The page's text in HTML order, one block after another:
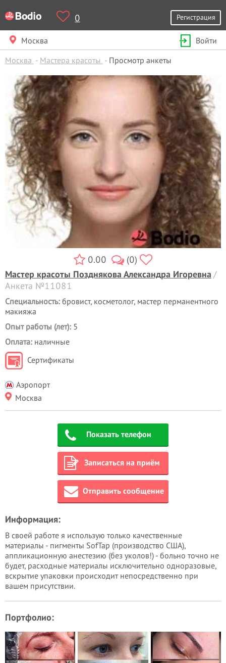
0 Регистрация
Москва
Войти
Москва
Мастера красоты Просмотр анкеты
0.00 (0)
Мастер красоты Позднякова Александра Игоревна /
Анкета №11081
Специальность: бровист, косметолог, мастер перманентного
макияжа
Опыт работы (лет): 5
Оплата: наличные
Сертификаты
Аэропорт
Москва
Показать телефон
Записаться на приём
Отправить сообщение
Информация:
В своей работе я использую только качественные
материалы - пигменты SofTap (производство США),
аппликационную анестезию (без уколов!) - больно точно не
будет, расходные материалы исключительно одноразовые,
вскрытие упаковки происходит непосредственно при
вашем присутствии.
Портфолио: